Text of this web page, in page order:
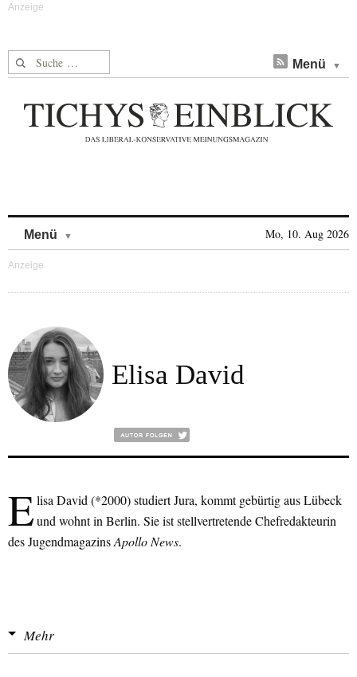
Suche nach: Menü
Menü Mo, 10. Aug 2026
Elisa David
Elisa David (*2000) studiert Jura, kommt gebürtig aus Lübeck
und wohnt in Berlin. Sie ist stellvertretende Chefredakteurin
des JugendmagazinsApollo News.
Mehr